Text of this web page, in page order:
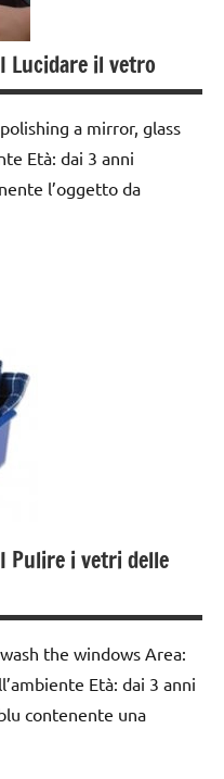
Lucidare il vetro
a mirror, glass
Età: dai 3 anni
l’oggetto da
Pulire i vetri delle
the windows Area:
Età: dai 3 anni
contenente una